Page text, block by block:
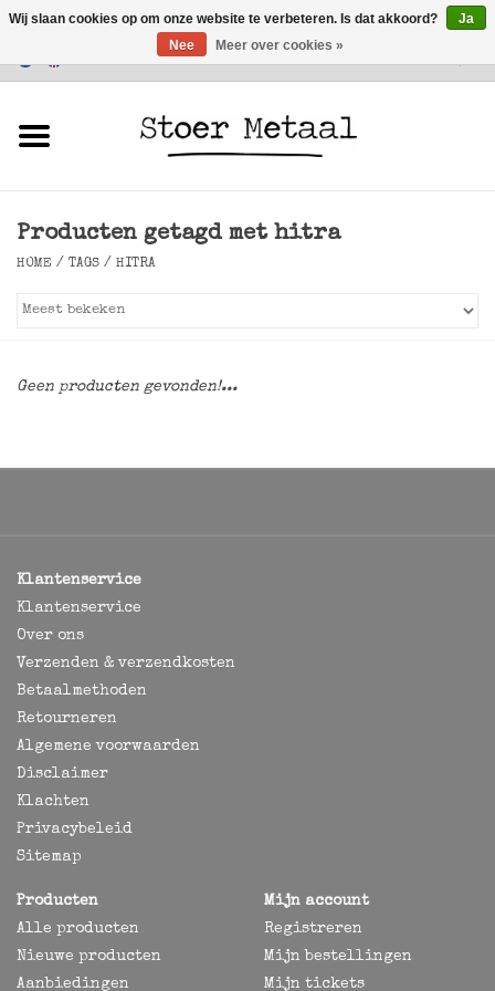
Klantenservice
Verlichting
Producten getagd met hitra
HOME / TAGS / HITRA
Geen producten gevonden!...
Klantenservice
Klantenservice
Over ons
Verzenden & verzendkosten
Betaalmethoden
Retourneren
Algemene voorwaarden
Disclaimer
Klachten
Privacybeleid
Sitemap
Producten
Alle producten
Nieuwe producten
Aanbiedingen
Mijn account
Registreren
Mijn bestellingen
Mijn tickets
Wij slaan cookies op om onze website te verbeteren. Is dat akkoord?
Ja
Nee
Meer over cookies »